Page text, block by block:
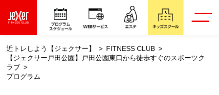
近トレしよう【ジェクサー】
FITNESS CLUB
【ジェクサー戸田公園】戸田公園東口から徒歩すぐのスポーツク
ラブ
プログラム